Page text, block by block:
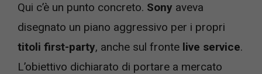
Qui c’è un punto concreto. Sony aveva
disegnato un piano aggressivo per i propri
titoli first-party, anche sul fronte live service.
L’obiettivo dichiarato di portare a mercato